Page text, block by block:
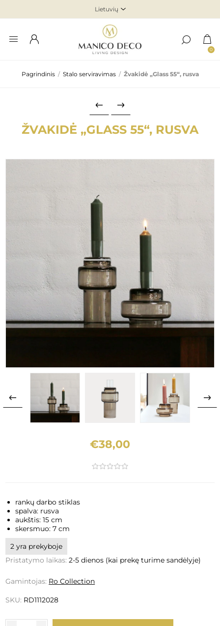
0
Pagrindinis / Stalo serviravimas / Žvakidė „Glass 55“, rusva
ŽVAKIDĖ „GLASS 55“, RUSVA
€38,00
rankų darbo stiklas
spalva: rusva
aukštis: 15 cm
skersmuo: 7 cm
2 yra prekyboje
Pristatymo laikas: 2-5 dienos (kai prekę turime sandėlyje)
Gamintojas: Ro Collection
SKU: RD1112028